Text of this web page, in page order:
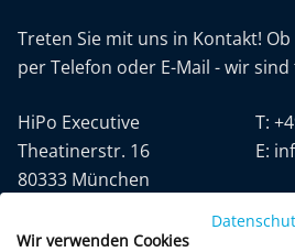
Treten Sie mit uns in Kontakt!
per Telefon oder E-Mail - wir sind
HiPo Executive
Theatinerstr. 16
80333 München
T:
E:
Wir verwenden Cookies